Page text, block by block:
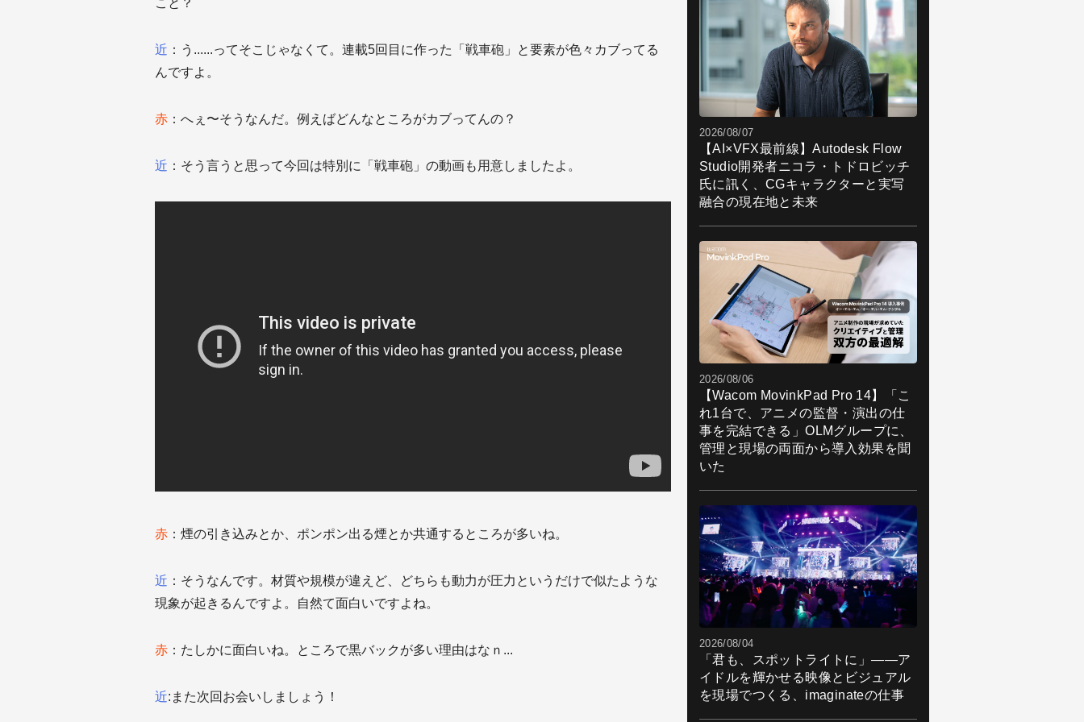
こと？
近 ：う......ってそこじゃなくて。連載5回目に作った「戦車砲」と要素が色々カブってる
んですよ。
赤 ：へぇ〜そうなんだ。例えばどんなところがカブってんの？
近 ：そう言うと思って今回は特別に「戦車砲」の動画も用意しましたよ。
赤 ：煙の引き込みとか、ポンポン出る煙とか共通するところが多いね。
近 ：そうなんです。材質や規模が違えど、どちらも動力が圧力というだけで似たような
現象が起きるんですよ。自然て面白いですよね。
赤 ：たしかに面白いね。ところで黒バックが多い理由はなｎ...
近:また次回お会いしましょう！
2026/08/07
【AI×VFX最前線】Autodesk Flow
Studio開発者ニコラ・トドロビッチ
氏に訊く、CGキャラクターと実写
融合の現在地と未来
2026/08/06
【Wacom MovinkPad Pro 14】「こ
れ1台で、アニメの監督・演出の仕
事を完結できる」OLMグループに、
管理と現場の両面から導入効果を聞
いた
2026/08/04
「君も、スポットライトに」――ア
イドルを輝かせる映像とビジュアル
を現場でつくる、imaginateの仕事